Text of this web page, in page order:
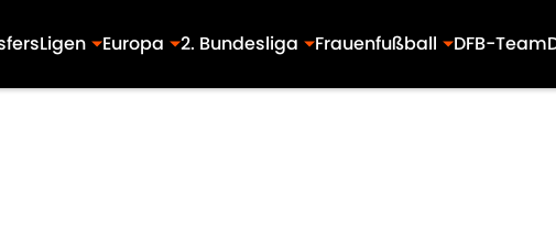
Ligen Europa 2. Bundesliga Frauenfußball DFB-Team